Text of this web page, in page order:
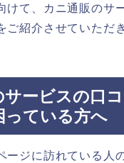
けて、カニ通販のサ
ご紹介させていただ
サービスの口
っている方へ
ージに訪れている人